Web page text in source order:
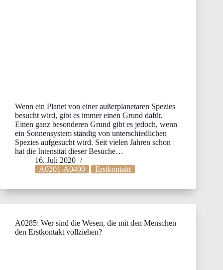
Wenn ein Planet von einer außerplanetaren Spezies
besucht wird, gibt es immer einen Grund dafür.
Einen ganz besonderen Grund gibt es jedoch, wenn
ein Sonnensystem ständig von unterschiedlichen
Spezies aufgesucht wird. Seit vielen Jahren schon
hat die Intensität dieser Besuche…
16. Juli 2020
A0201-A0400
Erstkontakt
A0285: Wer sind die Wesen, die mit den Menschen
den Erstkontakt vollziehen?